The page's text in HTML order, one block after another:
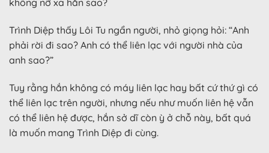
không nỡ xa hắn sao?
Trình Diệp thấy Lôi Tu ngẩn người, nhỏ giọng hỏi: “Anh
phải rời đi sao? Anh có thể liên lạc với người nhà của
anh sao?”
Tuy rằng hắn không có máy liên lạc hay bất cứ thứ gì có
thể liên lạc trên người, nhưng nếu như muốn liên hệ vẫn
có thể liên hệ được, hắn sở dĩ còn ỳ ở chỗ này, bất quá
là muốn mang Trình Diệp đi cùng.